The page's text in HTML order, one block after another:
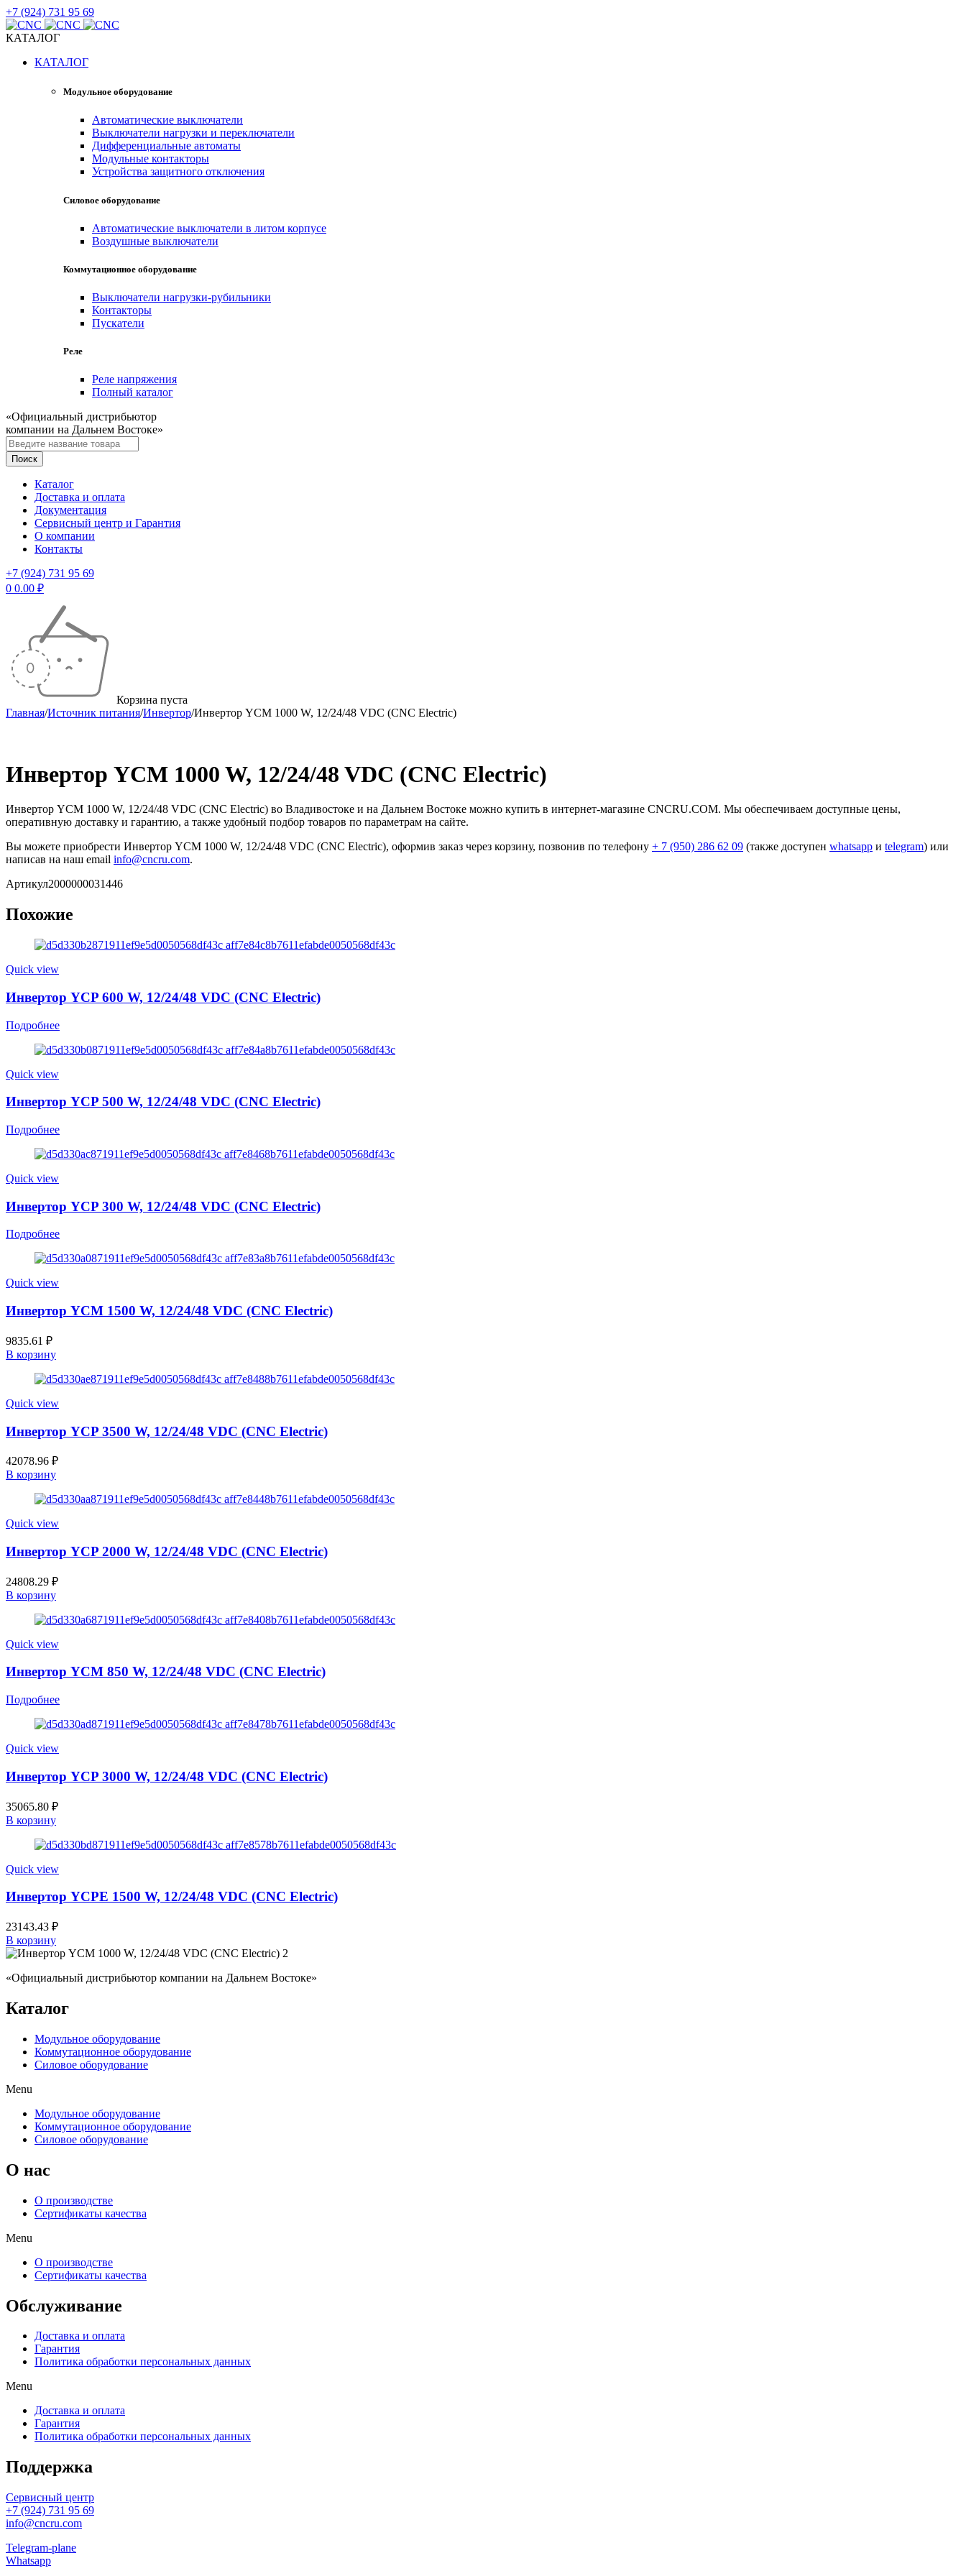
+7 (924) 731 95 69
КАТАЛОГ
КАТАЛОГ
Модульное оборудование
Автоматические выключатели
Выключатели нагрузки и переключатели
Дифференциальные автоматы
Модульные контакторы
Устройства защитного отключения
Силовое оборудование
Автоматические выключатели в литом корпусе
Воздушные выключатели
Коммутационное оборудование
Выключатели нагрузки-рубильники
Контакторы
Пускатели
Реле
Реле напряжения
Полный каталог
«Официальный дистрибьютор
компании на Дальнем Востоке»
Каталог
Доставка и оплата
Документация
Сервисный центр и Гарантия
О компании
Контакты
+7 (924) 731 95 69
0 0.00 ₽
Корзина пуста
Главная/Источник питания/Инвертор/Инвертор YCM 1000 W, 12/24/48 VDC (CNC Electric)
Инвертор YCM 1000 W, 12/24/48 VDC (CNC Electric)
Инвертор YCM 1000 W, 12/24/48 VDC (CNC Electric) во Владивостоке и на Дальнем Востоке можно купить в интернет-магазине CNCRU.COM. Мы обеспечиваем доступные цены,
оперативную доставку и гарантию, а также удобный подбор товаров по параметрам на сайте.
Вы можете приобрести Инвертор YCM 1000 W, 12/24/48 VDC (CNC Electric), оформив заказ через корзину, позвонив по телефону + 7 (950) 286 62 09 (также доступен whatsapp и telegram) или
написав на наш email info@cncru.com.
Артикул2000000031446
Похожие
Quick view
Инвертор YCP 600 W, 12/24/48 VDC (CNC Electric)
Подробнее
Quick view
Инвертор YCP 500 W, 12/24/48 VDC (CNC Electric)
Подробнее
Quick view
Инвертор YCP 300 W, 12/24/48 VDC (CNC Electric)
Подробнее
Quick view
Инвертор YCM 1500 W, 12/24/48 VDC (CNC Electric)
9835.61 ₽
В корзину
Quick view
Инвертор YCP 3500 W, 12/24/48 VDC (CNC Electric)
42078.96 ₽
В корзину
Quick view
Инвертор YCP 2000 W, 12/24/48 VDC (CNC Electric)
24808.29 ₽
В корзину
Quick view
Инвертор YCM 850 W, 12/24/48 VDC (CNC Electric)
Подробнее
Quick view
Инвертор YCP 3000 W, 12/24/48 VDC (CNC Electric)
35065.80 ₽
В корзину
Quick view
Инвертор YCPE 1500 W, 12/24/48 VDC (CNC Electric)
23143.43 ₽
В корзину
«Официальный дистрибьютор компании на Дальнем Востоке»
Каталог
Модульное оборудование
Коммутационное оборудование
Силовое оборудование
Menu
Модульное оборудование
Коммутационное оборудование
Силовое оборудование
O нас
О производстве
Сертификаты качества
Menu
О производстве
Сертификаты качества
Обслуживание
Доставка и оплата
Гарантия
Политика обработки персональных данных
Menu
Доставка и оплата
Гарантия
Политика обработки персональных данных
Поддержка
Сервисный центр
+7 (924) 731 95 69
info@cncru.com
Telegram-plane
Whatsapp